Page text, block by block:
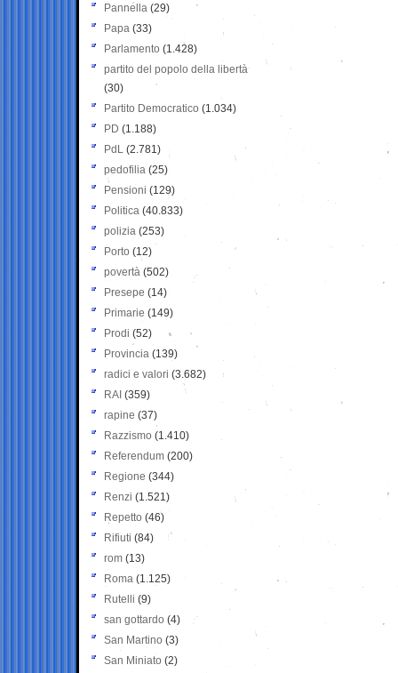
Pannella (29)
Papa (33)
Parlamento (1.428)
partito del popolo della libertà
(30)
Partito Democratico (1.034)
PD (1.188)
PdL (2.781)
pedofilia (25)
Pensioni (129)
Politica (40.833)
polizia (253)
Porto (12)
povertà (502)
Presepe (14)
Primarie (149)
Prodi (52)
Provincia (139)
radici e valori (3.682)
RAI (359)
rapine (37)
Razzismo (1.410)
Referendum (200)
Regione (344)
Renzi (1.521)
Repetto (46)
Rifiuti (84)
rom (13)
Roma (1.125)
Rutelli (9)
san gottardo (4)
San Martino (3)
San Miniato (2)